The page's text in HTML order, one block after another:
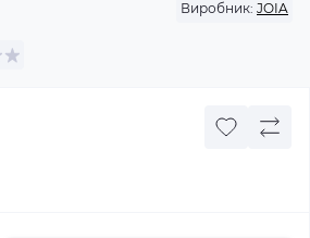
Виробник: JOIA